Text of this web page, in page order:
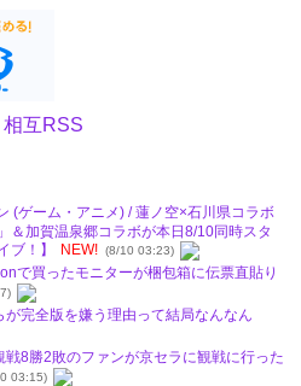
互RSS
(ゲーム・アニメ) / 蓮ノ空×石川県コラボ
＆加賀温泉郷コラボが本日8/10同時スタ
ブ！】
NEW! (8/10 03:23)
で買ったモニターが梱包箱に伝票直貼り
が完全版を嫌う理由って結局なんなん
戦8勝2敗のファンが京セラに観戦に行った
03:15)